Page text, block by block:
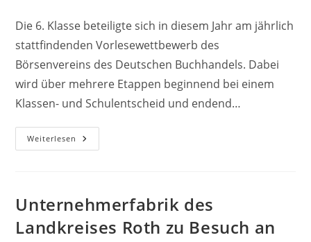
Die 6. Klasse beteiligte sich in diesem Jahr am jährlich
stattfindenden Vorlesewettbewerb des
Börsenvereins des Deutschen Buchhandels. Dabei
wird über mehrere Etappen beginnend bei einem
Klassen- und Schulentscheid und endend…
Weiterlesen Vorlesewettbewerb
2021/22
Unternehmerfabrik des
Landkreises Roth zu Besuch an